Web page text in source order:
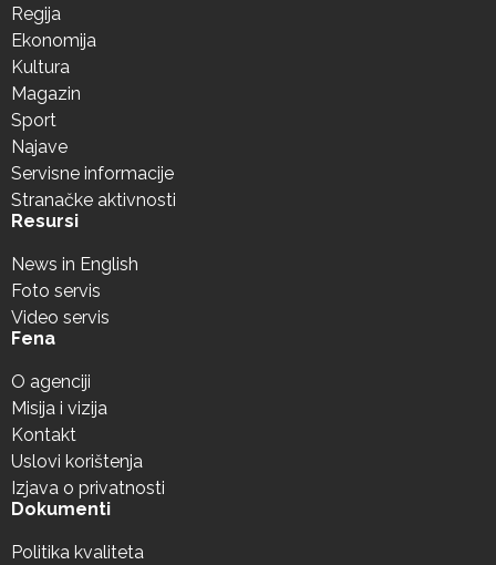
Regija
Ekonomija
Kultura
Magazin
Sport
Najave
Servisne informacije
Stranačke aktivnosti
Resursi
News in English
Foto servis
Video servis
Fena
O agenciji
Misija i vizija
Kontakt
Uslovi korištenja
Izjava o privatnosti
Dokumenti
Politika kvaliteta